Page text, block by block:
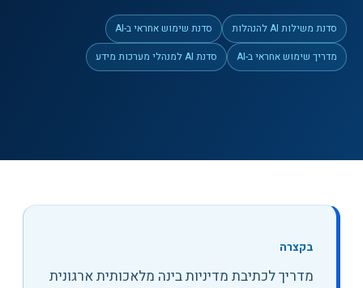
סדנת משילות AI להנהלות
סדנת שימוש אחראי ב-AI
מדריך שימוש אחראי ב-AI
סדנת AI למנהלי מערכות מידע
בקצרה
מדריך לכתיבת מדיניות בינה מלאכותית ארגונית